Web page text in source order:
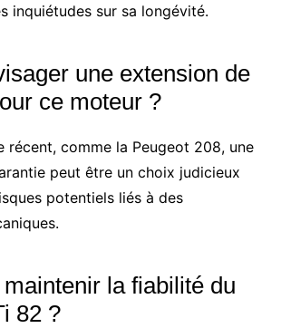
inquiétudes sur sa longévité.
une extension de
ce moteur ?
récent, comme la Peugeot 208, une
peut être un choix judicieux
potentiels liés à des
la fiabilité du
82 ?